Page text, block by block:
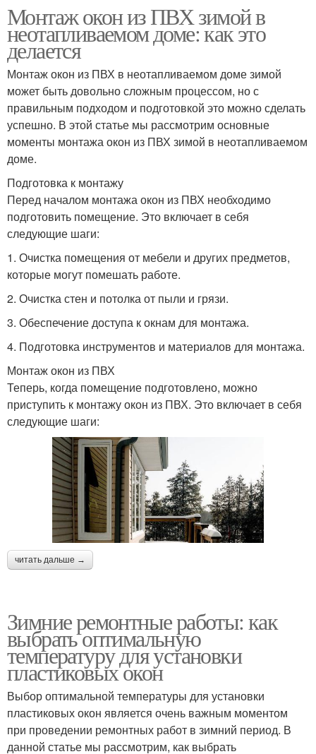
Монтаж окон из ПВХ зимой в
неотапливаемом доме: как это
делается
Монтаж окон из ПВХ в неотапливаемом доме зимой
может быть довольно сложным процессом, но с
правильным подходом и подготовкой это можно сделать
успешно. В этой статье мы рассмотрим основные
моменты монтажа окон из ПВХ зимой в неотапливаемом
доме.
Подготовка к монтажу
Перед началом монтажа окон из ПВХ необходимо
подготовить помещение. Это включает в себя
следующие шаги:
1. Очистка помещения от мебели и других предметов,
которые могут помешать работе.
2. Очистка стен и потолка от пыли и грязи.
3. Обеспечение доступа к окнам для монтажа.
4. Подготовка инструментов и материалов для монтажа.
Монтаж окон из ПВХ
Теперь, когда помещение подготовлено, можно
приступить к монтажу окон из ПВХ. Это включает в себя
следующие шаги:
читать дальше →
Зимние ремонтные работы: как
выбрать оптимальную
температуру для установки
пластиковых окон
Выбор оптимальной температуры для установки
пластиковых окон является очень важным моментом
при проведении ремонтных работ в зимний период. В
данной статье мы рассмотрим, как выбрать